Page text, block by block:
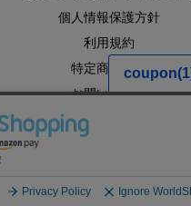
個人情報保護方針
利用規約
特定商取引法
お問い合わせ
企業情報